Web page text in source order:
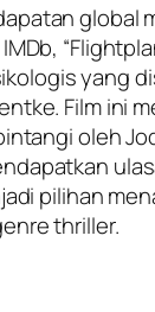
global
yang
Film ini
oleh
pilihan
thriller.